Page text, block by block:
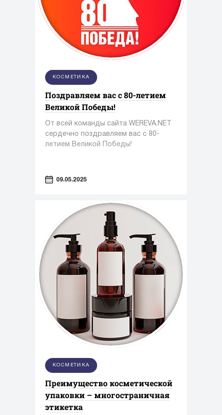
КОСМЕТИКА
Поздравляем вас с 80-летием
Великой Победы!
От всей команды сайта WEREVA.NET
сердечно поздравляем вас с 80-
летием Великой Победы!
09.05.2025
КОСМЕТИКА
Преимущество косметической
упаковки – многостраничная
этикетка